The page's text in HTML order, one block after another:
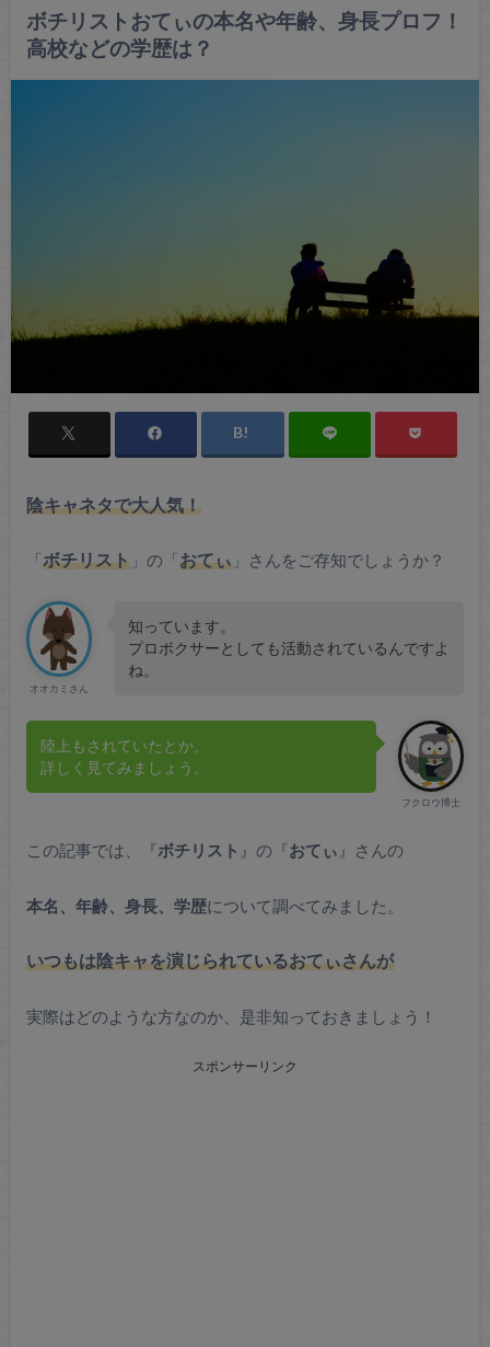
ボチリストおてぃの本名や年齢、身長プロフ！
高校などの学歴は？
陰キャネタで大人気！
「ボチリスト」の「おてぃ」さんをご存知でしょうか？
オオカミさん
知っています。
プロボクサーとしても活動されているんですよ
ね。
フクロウ博士
陸上もされていたとか。
詳しく見てみましょう。
この記事では、『ボチリスト 』の『おてぃ 』さんの
本名、年齢、身長、学歴について調べてみました。
いつもは陰キャを演じられているおてぃさんが
実際はどのような方なのか、是非知っておきましょう！
スポンサーリンク